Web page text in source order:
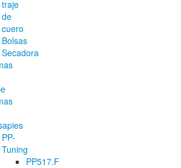
traje
de
cuero
Bolsas
Secadora
PP-
Tuning
PP517.F